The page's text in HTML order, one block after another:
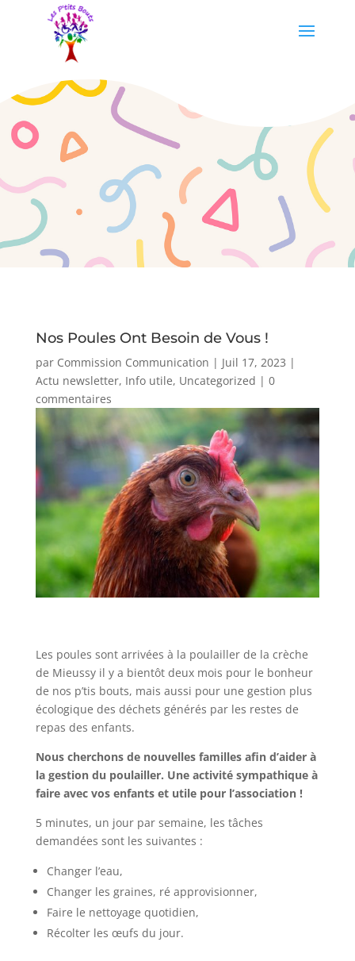
Nos Poules Ont Besoin de Vous !
par Commission Communication | Juil 17, 2023 |
Actu newsletter, Info utile, Uncategorized | 0
commentaires
Les poules sont arrivées à la poulailler de la crèche
de Mieussy il y a bientôt deux mois pour le bonheur
de nos p’tis bouts, mais aussi pour une gestion plus
écologique des déchets générés par les restes de
repas des enfants.
Nous cherchons de nouvelles familles afin d’aider à
la gestion du poulailler. Une activité sympathique à
faire avec vos enfants et utile pour l’association !
5 minutes, un jour par semaine, les tâches
demandées sont les suivantes :
Changer l’eau,
Changer les graines, ré approvisionner,
Faire le nettoyage quotidien,
Récolter les œufs du jour.